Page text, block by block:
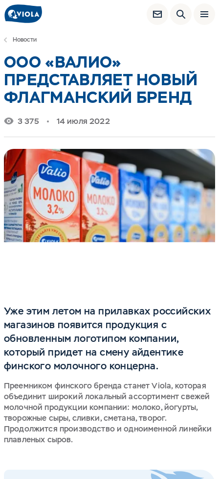
Новости
ООО «ВАЛИО»
ПРЕДСТАВЛЯЕТ НОВЫЙ
ФЛАГМАНСКИЙ БРЕНД
3 375 14 июля 2022
Уже этим летом на прилавках российских
магазинов появится продукция с
обновленным логотипом компании,
который придет на смену айдентике
финского молочного концерна.
Преемником финского бренда станет Viola, которая
объединит широкий локальный ассортимент свежей
молочной продукции компании: молоко, йогурты,
творожные сыры, сливки, сметана, творог.
Продолжится производство и одноименной линейки
плавленых сыров.